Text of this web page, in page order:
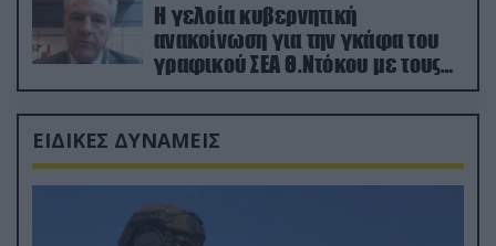
Η γελοία κυβερνητική
ανακοίνωση για την γκάφα του
γραφικού ΣΕΑ Θ.Ντόκου με τους
Ρώσους φαρσέρ
ΕΙΔΙΚΕΣ ΔΥΝΑΜΕΙΣ